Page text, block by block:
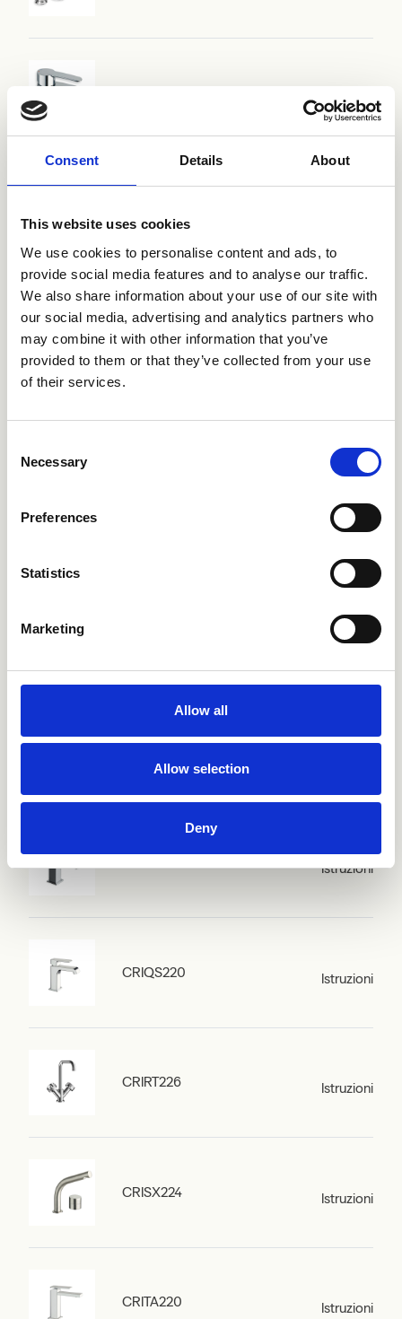
Consent Details About
This website uses cookies
We use cookies to personalise content and ads, to
provide social media features and to analyse our traffic.
We also share information about your use of our site with
our social media, advertising and analytics partners who
may combine it with other information that you’ve
provided to them or that they’ve collected from your use
of their services.
Selection
Necessary
Preferences
Statistics
Marketing
Allow all
Allow selection
Deny
Istruzioni
CRIPA224 Istruzioni
CRIPD330
Istruzioni
Istruzioni
CRIQS220 Istruzioni
CRIRT226 Istruzioni
CRISX224 Istruzioni
CRITA220 Istruzioni